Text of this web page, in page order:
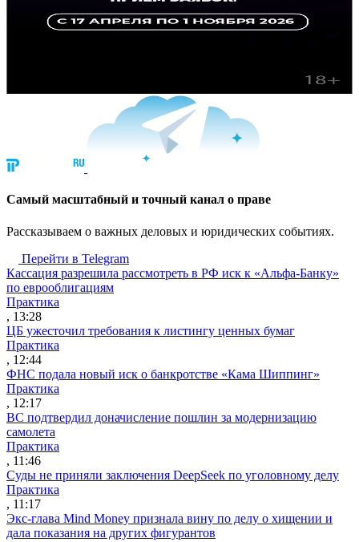
Cамый масштабный и точный канал о праве
Рассказываем о важных деловых и юридических событиях.
Перейти в Telegram
Кассация разрешила рассмотреть в РФ иск к «Альфа-Банку»
по еврооблигациям
Практика
, 13:28
ЦБ ужесточил требования к листингу ценных бумаг
Практика
, 12:44
ФНС подала новый иск о банкротстве «Кама Шиппинг»
Практика
, 12:17
ВС подтвердил доначисление пошлин за модернизацию
самолета
Практика
, 11:46
Суды не приняли заключения DeepSeek по уголовному делу
Практика
, 11:17
Экс-глава Mind Money признала вину по делу о хищении и
дала показания на других фигурантов